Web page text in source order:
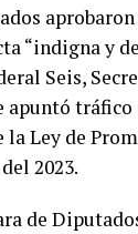
“indigna y
Seis,
tráfico
Ley de
2023.
de